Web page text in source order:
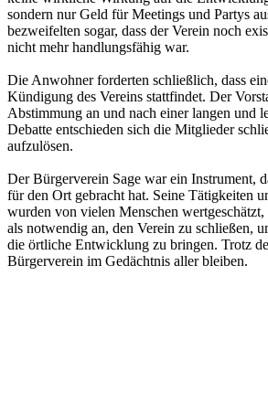
sondern nur Geld für Meetings und Partys
bezweifelten sogar, dass der Verein noch
nicht mehr handlungsfähig war.
Die Anwohner forderten schließlich, dass
Kündigung des Vereins stattfindet. Der
Abstimmung an und nach einer langen und
Debatte entschieden sich die Mitglieder
aufzulösen.
Der Bürgerverein Sage war ein Instrument,
für den Ort gebracht hat. Seine Tätigkeiten
wurden von vielen Menschen wertgeschätzt,
als notwendig an, den Verein zu schließen,
die örtliche Entwicklung zu bringen. Trotz
Bürgerverein im Gedächtnis aller bleiben.